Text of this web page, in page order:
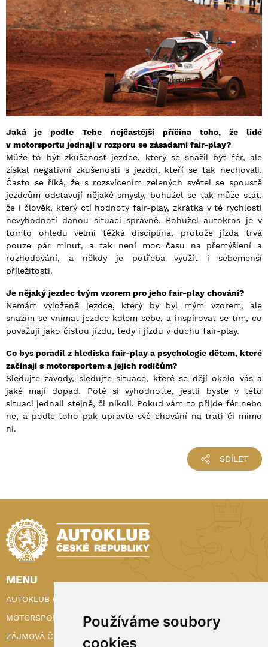
Používáme soubory
cookies
Jaká je podle Tebe nejčastější příčina toho, že lidé
v motorsportu jednají v rozporu se zásadami fair-play?
Může to být zkušenost jezdce, který se snažil být fér, ale
získal negativní zkušenosti s jezdci, kteří se tak nechovali.
Často se říká, že s rozsvícením zelených světel se spoustě
jezdcům odstavují nějaké smysly, bohužel se tak může stát,
že i člověk, který ctí hodnoty fair-play, zkrátka v té rychlosti
nevyhodnotí danou situaci správně. Bohužel autokros je v
tomto ohledu velmi těžká disciplína, protože jízda trvá
pouze pár minut, a tak není moc času na přemýšlení a
rozhodování, a někdy je potřeba využít i sebemenší
příležitosti.
Je nějaký jezdec tvým vzorem pro jeho fair-play chování?
Nemám vyloženě jezdce, který by byl mým vzorem, ale
snažím se vnímat jezdce kolem sebe, a inspirovat se tím, co
považuji jako čistou jízdu, tedy i jízdu v duchu fair-play.
Co bys poradil z hlediska fair-play a psychologie dětem, které
začínají s motorsportem a jejich rodičům?
Sledujte závody, sledujte situace, které se dějí okolo vás a
jaké mají dopad. Poté si vyhodnoťte, jestli byste v této
situaci jednali stejně, či nikoli. Pokud vám to přijde fér nebo
ne, a podle toho pak upravte své chování na trati či mimo
ni.
SDÍLET
MENU
AUTOKLUB ČR
MOTORSPORT
ZÁJMOVÁ ČINNOST